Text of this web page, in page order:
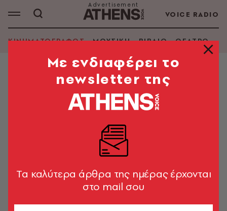
VOICE RADIO
ΚΙΝΗΜΑΤΟΓΡΑΦΟΣ ΜΟΥΣΙΚΗ ΒΙΒΛΙΟ ΘΕΑΤΡΟ -
ΚΙΝΗΜΑΤΟΓΡΑΦΟΣ
Σεμπάστιαν Σταν: Η άγνοια και η
δυσφορία σχετικά με τις ειδικές
ανάγκες πρέπει να σταματήσει
Ο 42χρονος ηθοποιός βραβεύτηκε με τη Χρυσή Σφαίρα
Mε ενδιαφέρει το
newsletter της
Tα καλύτερα άρθρα της ημέρας έρχονται
στο mail σου